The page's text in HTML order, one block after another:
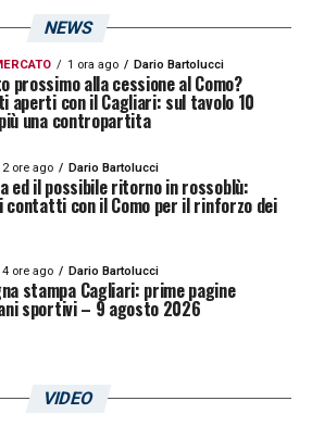
la lingua che capiamo, ma
(ex allenatore
sempre che se avessi
dovuto imparare a
Cagliari ho capito quanto
imparato molto in
soprattutto a essere
della squadra. Il gioco
molto importante.
ha ripercussioni sulle
NEWS
1 ora ago Dario Bartolucci
prossimo alla cessione al Como?
aperti con il Cagliari: sul tavolo 10
una contropartita
2 ore ago Dario Bartolucci
ed il possibile ritorno in rossoblù:
contatti con il Como per il rinforzo dei
4 ore ago Dario Bartolucci
stampa Cagliari: prime pagine
sportivi – 9 agosto 2026
VIDEO